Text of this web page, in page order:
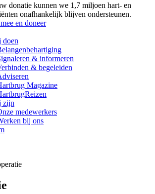
donatie kunnen we 1,7 miljoen hart- en
onafhankelijk blijven ondersteunen.
en doneer
doen
& informeren
& begeleiden
Magazine
zijn
medewerkers
bij ons